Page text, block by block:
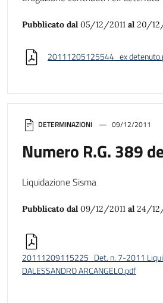
DETERMINAZIONI 09/12/2011
Numero R.G. 389
Liquidazione Sisma
Pubblicato dal 09/12/2011 al 24/
20111209115225_Det. n. 7-2011
DALESSANDRO ARCANGELO.pdf
Pubblicato dal 05/12/2011 al 20/
20111205125544_ex